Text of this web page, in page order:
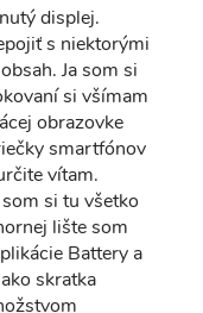
displej.
s niektorými
Ja som si
si všímam
obrazovke
smartfónov
vítam.
si tu všetko
lište som
Battery a
skratka